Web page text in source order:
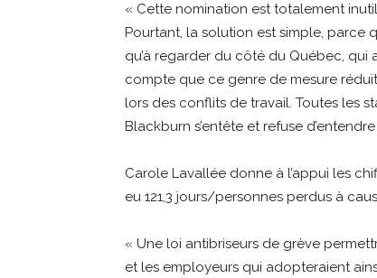
« Cette nomination est totalement
Pourtant, la solution est simple, parce
qu’à regarder du côté du Québec, qui
compte que ce genre de mesure
lors des conflits de travail. Toutes les
Blackburn s’entête et refuse
Carole Lavallée donne à l’appui les
eu 121,3 jours/personnes perdus à
« Une loi antibriseurs de grève
et les employeurs qui adopteraient